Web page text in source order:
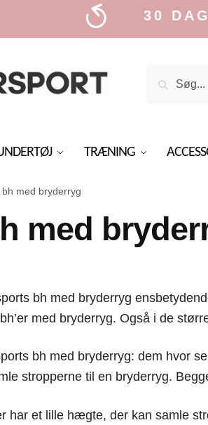
30 DAGES
TRÆNING
bh med bryderryg
med
bh med bryderryg
med bryderryg. Også i de
bh med bryderryg: dem hvor
stropperne til en bryderryg.
har et lille hægte, der kan samle